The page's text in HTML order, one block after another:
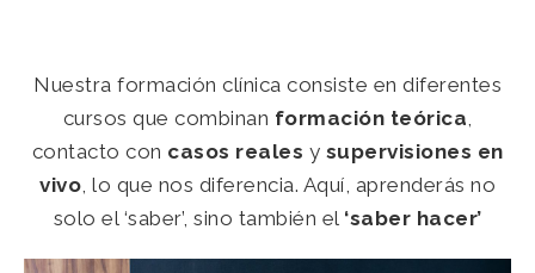
Nuestra formación clínica consiste en diferentes
cursos que combinan formación teórica,
contacto con casos reales y supervisiones en
vivo, lo que nos diferencia. Aquí, aprenderás no
solo el ‘saber’, sino también el ‘saber hacer’